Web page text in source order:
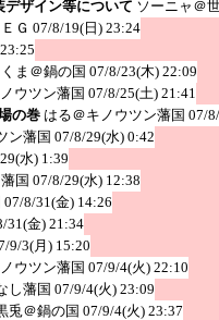
ザイン等について ソーニャ＠
Ｇ 07/8/19(日) 23:24
くま＠鍋の国 07/8/23(木) 22:09
ウツン藩国 07/8/25(土) 21:41
の巻 はる＠キノウツン藩国 07/
ン藩国 07/8/29(水) 0:42
水) 1:39
国 07/8/29(水) 12:38
07/8/31(金) 14:26
31(金) 21:34
9/3(月) 15:20
ウツン藩国 07/9/4(火) 22:10
し藩国 07/9/4(火) 23:09
＠鍋の国 07/9/4(火) 23:37